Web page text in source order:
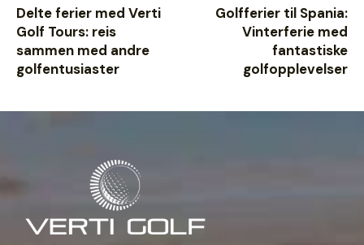
Delte ferier med Verti
Golf Tours: reis
sammen med andre
golfentusiaster
Golfferier til Spania:
Vinterferie med
fantastiske
golfopplevelser